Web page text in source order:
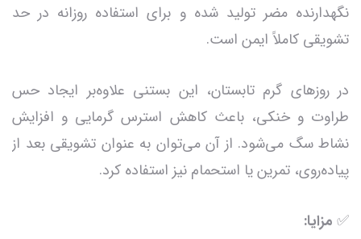
نگهدارنده مضر تولید شده و برای استفاده روزانه در حد
تشویقی کاملاً ایمن است.
در روزهای گرم تابستان، این بستنی علاوه‌بر ایجاد حس
طراوت و خنکی، باعث کاهش استرس گرمایی و افزایش
نشاط سگ می‌شود. از آن می‌توان به عنوان تشویقی بعد از
پیاده‌روی، تمرین یا استحمام نیز استفاده کرد.
✅ مزایا: